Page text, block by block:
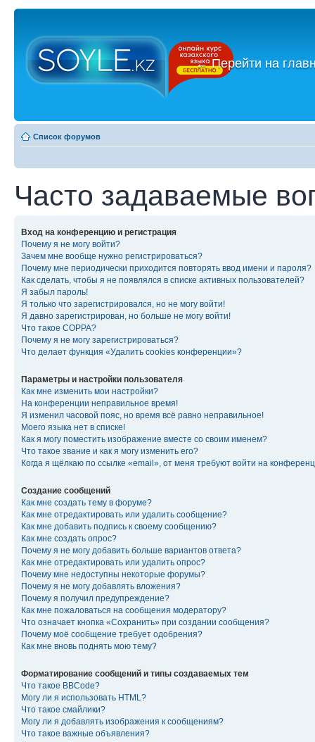
←Перейти на
Список форумов
Часто задаваемые
Вход на конференцию и регистрация
Почему я не могу войти?
Зачем мне вообще нужно регистрироваться?
Почему мне периодически приходится повторять ввод имени и пароля?
Как сделать, чтобы я не появлялся в списке активных пользователей?
Я забыл пароль!
Я только что зарегистрировался, но не могу войти!
Я давно зарегистрирован, но больше не могу войти!
Что такое COPPA?
Почему я не могу зарегистрироваться?
Что делает функция «Удалить cookies конференции»?
Параметры и настройки пользователя
Как мне изменить мои настройки?
На конференции неправильное время!
Я изменил часовой пояс, но время всё равно неправильное!
Моего языка нет в списке!
Как я могу поместить изображение вместе со своим именем?
Что такое звание и как я могу изменить его?
Когда я щёлкаю по ссылке «email», от меня требуют войти на
Создание сообщений
Как мне создать тему в форуме?
Как мне отредактировать или удалить сообщение?
Как мне добавить подпись к своему сообщению?
Как мне создать опрос?
Почему я не могу добавить больше вариантов ответа?
Как мне отредактировать или удалить опрос?
Почему мне недоступны некоторые форумы?
Почему я не могу добавлять вложения?
Почему я получил предупреждение?
Как мне пожаловаться на сообщения модератору?
Что означает кнопка «Сохранить» при создании сообщения?
Почему моё сообщение требует одобрения?
Как мне вновь поднять мою тему?
Форматирование сообщений и типы создаваемых тем
Что такое BBCode?
Могу ли я использовать HTML?
Что такое смайлики?
Могу ли я добавлять изображения к сообщениям?
Что такое важные объявления?